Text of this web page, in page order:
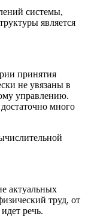
системы,
является
принятия
не увязаны в
управлению.
много
актуальных
труд, от
речь.